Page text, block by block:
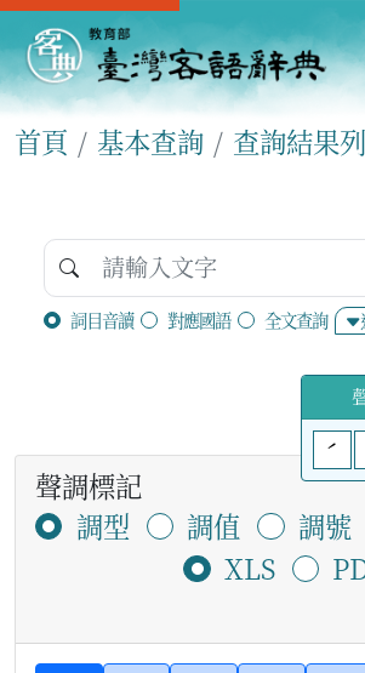
首頁 基本查詢 查詢結果
詞目音讀 對應國語 全文查詢
ˊ
聲調標記
調型
調值
調號
XLS